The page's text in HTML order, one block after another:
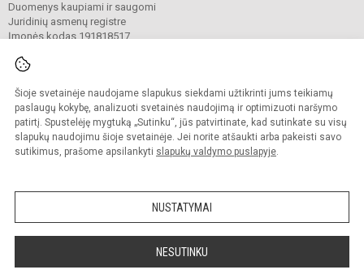
Šioje svetainėje naudojame slapukus siekdami užtikrinti jums teikiamų
paslaugų kokybę, analizuoti svetainės naudojimą ir optimizuoti naršymo
patirtį. Spustelėję mygtuką „Sutinku“, jūs patvirtinate, kad sutinkate su visų
slapukų naudojimu šioje svetainėje. Jei norite atšaukti arba pakeisti savo
sutikimus, prašome apsilankyti slapukų valdymo puslapyje.
NUSTATYMAI
NESUTINKU
Duomenys kaupiami ir saugomi
Juridinių asmenų registre
Įmonės kodas 191818517
© 2024. Šiaulių Centro pradinė mokykla. Visos teisės saugomos.
Kopijuoti turinį be raštiško įstaigos administracijos sutikimo griežtai draudžiama.
Prieinamumo paraiška Slapukų valdymas
Sumanus būdas atnaujinti